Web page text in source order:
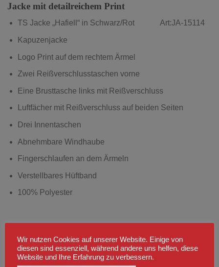
Jacke mit detailreichem Print
TS Jacke „Hafiell“ in Schwarz/Rot Art:JA-15114
Kapuzenjacke
Logo Print auf dem rechtem Ärmel
Zwei Reißverschlusstaschen vorne
Eine Brusttasche links mit Reißverschluss
Luftfächer mit Reißverschluss auf beiden Seiten
Drei Innentaschen
Abnehmbare Windhaube
Fingerschlaufen an dem Ärmeln
Verstellbares Hüftband
100% Polyester
ÄHNLICHE PRODUKTE
Wir nutzen Cookies auf unserer Website. Einige von
diesen sind essenziell, während andere uns helfen, diese
Website und Ihre Erfahrung zu verbessern.